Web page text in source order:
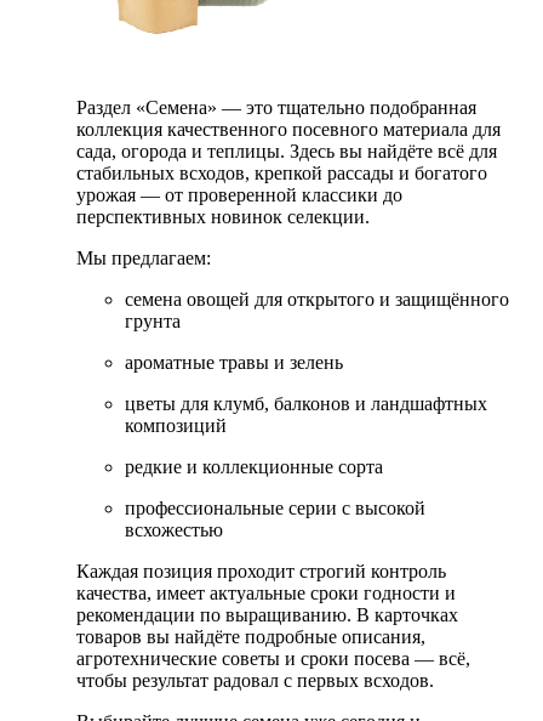
Раздел «Семена» — это тщательно подобранная
коллекция качественного посевного материала для
сада, огорода и теплицы. Здесь вы найдёте всё для
стабильных всходов, крепкой рассады и богатого
урожая — от проверенной классики до
перспективных новинок селекции.
Мы предлагаем:
семена овощей для открытого и защищённого
грунта
ароматные травы и зелень
цветы для клумб, балконов и ландшафтных
композиций
редкие и коллекционные сорта
профессиональные серии с высокой
всхожестью
Каждая позиция проходит строгий контроль
качества, имеет актуальные сроки годности и
рекомендации по выращиванию. В карточках
товаров вы найдёте подробные описания,
агротехнические советы и сроки посева — всё,
чтобы результат радовал с первых всходов.